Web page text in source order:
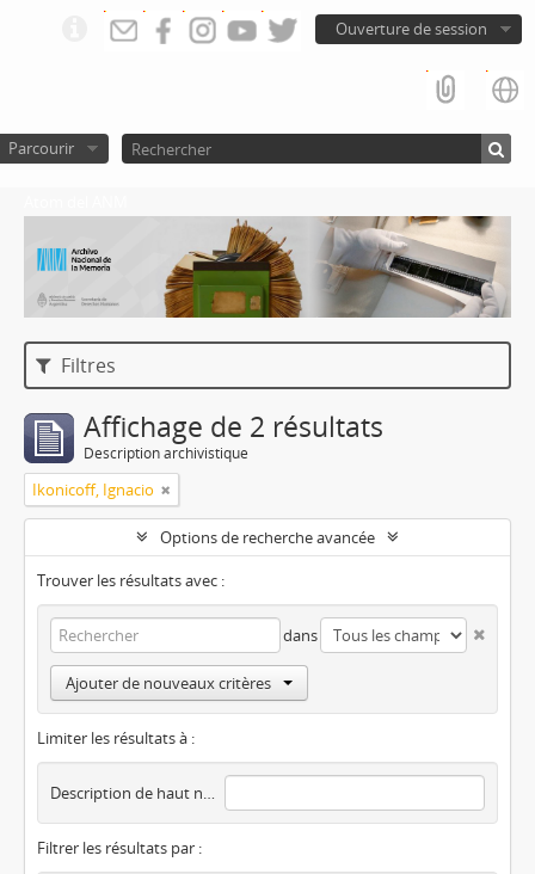
Ouverture de session
Parcourir
Filtres
Affichage de 2 résultats
Description archivistique
Ikonicoff, Ignacio
Options de recherche avancée
Trouver les résultats avec :
dans
Ajouter de nouveaux critères
Limiter les résultats à :
Description de haut niveau
Filtrer les résultats par :